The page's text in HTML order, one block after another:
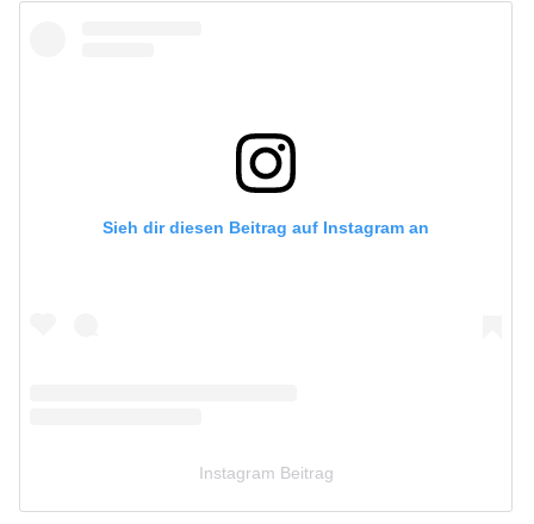
Sieh dir diesen Beitrag auf Instagram an
Instagram Beitrag